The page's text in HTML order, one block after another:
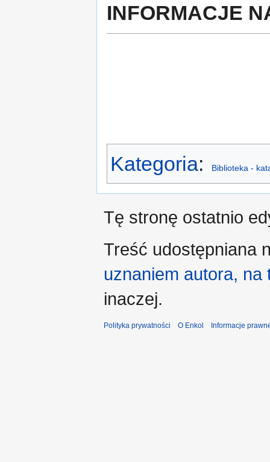
INFORMACJE
Kategoria: Biblioteka -
Tę stronę ostatnio
Treść udostępniana
uznaniem autora,
inaczej.
Polityka prywatności O Enkol Informacje